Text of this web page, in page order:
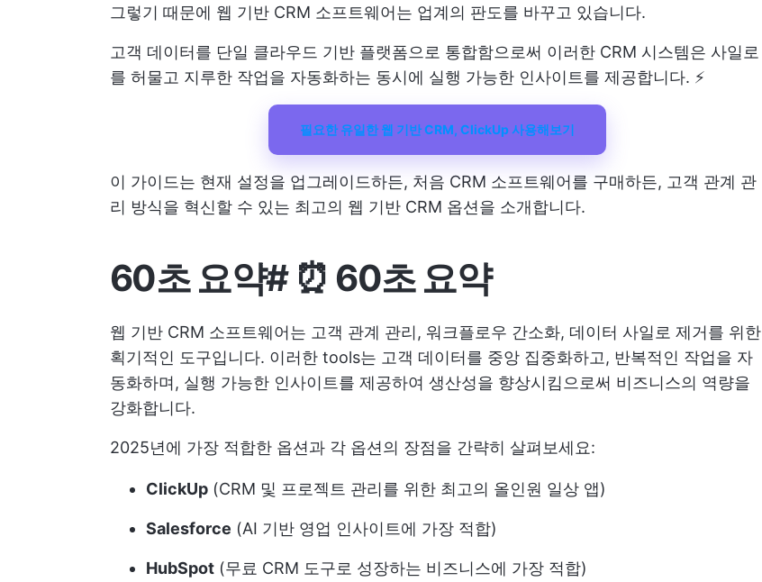
그렇기 때문에 웹 기반 CRM 소프트웨어는 업계의 판도를 바꾸고 있습니다.
고객 데이터를 단일 클라우드 기반 플랫폼으로 통합함으로써 이러한 CRM 시스템은 사일로
를 허물고 지루한 작업을 자동화하는 동시에 실행 가능한 인사이트를 제공합니다. ⚡
필요한 유일한 웹 기반 CRM, ClickUp 사용해보기
이 가이드는 현재 설정을 업그레이드하든, 처음 CRM 소프트웨어를 구매하든, 고객 관계 관
리 방식을 혁신할 수 있는 최고의 웹 기반 CRM 옵션을 소개합니다.
60초 요약# ⏰ 60초 요약
웹 기반 CRM 소프트웨어는 고객 관계 관리, 워크플로우 간소화, 데이터 사일로 제거를 위한
획기적인 도구입니다. 이러한 tools는 고객 데이터를 중앙 집중화하고, 반복적인 작업을 자
동화하며, 실행 가능한 인사이트를 제공하여 생산성을 향상시킴으로써 비즈니스의 역량을
강화합니다.
2025년에 가장 적합한 옵션과 각 옵션의 장점을 간략히 살펴보세요:
ClickUp (CRM 및 프로젝트 관리를 위한 최고의 올인원 일상 앱)
Salesforce (AI 기반 영업 인사이트에 가장 적합)
HubSpot (무료 CRM 도구로 성장하는 비즈니스에 가장 적합)